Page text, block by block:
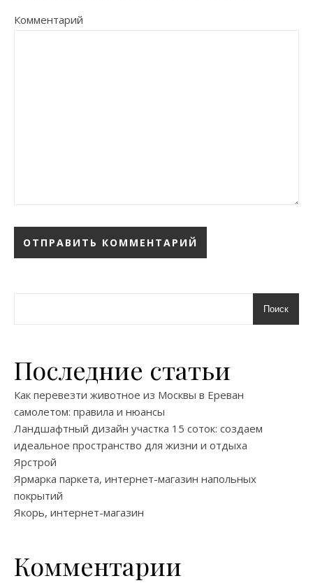
Комментарий
Поиск
Последние статьи
Как перевезти животное из Москвы в Ереван
самолетом: правила и нюансы
Ландшафтный дизайн участка 15 соток: создаем
идеальное пространство для жизни и отдыха
Ярстрой
Ярмарка паркета, интернет-магазин напольных
покрытий
Якорь, интернет-магазин
Комментарии